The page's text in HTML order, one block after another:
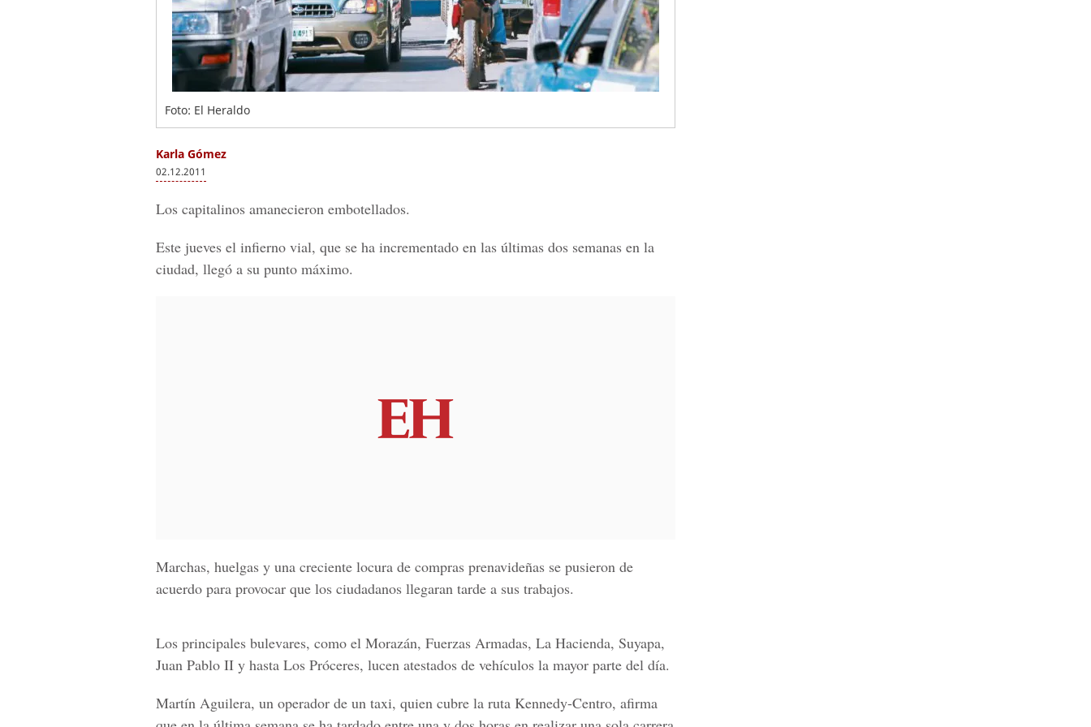
Foto: El Heraldo
Karla Gómez
02.12.2011
Los capitalinos amanecieron embotellados.
Este jueves el infierno vial, que se ha incrementado en las últimas dos semanas en la
ciudad, llegó a su punto máximo.
Marchas, huelgas y una creciente locura de compras prenavideñas se pusieron de
acuerdo para provocar que los ciudadanos llegaran tarde a sus trabajos.
Los principales bulevares, como el Morazán, Fuerzas Armadas, La Hacienda, Suyapa,
Juan Pablo II y hasta Los Próceres, lucen atestados de vehículos la mayor parte del día.
Martín Aguilera, un operador de un taxi, quien cubre la ruta Kennedy-Centro, afirma